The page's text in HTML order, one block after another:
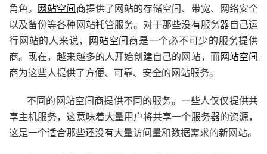
角色。 网站空间 商提供了网站的存储空间、带宽、网络安全
以及备份等各种网站托管服务。对于那些没有服务器自己运
行网站的人来说， 网站空间 商是一个必不可少的服务提供
商。现在，越来越多的人开始创建自己的网站，而网站空间
商为这些人提供了方便、可靠、安全的网站服务。
不同的网站空间商提供不同的服务。一些人仅仅提供共
享主机服务，这意味着大量用户将共享一个服务器的资源，
这是一个适合那些还没有大量访问量和数据需求的新网站。